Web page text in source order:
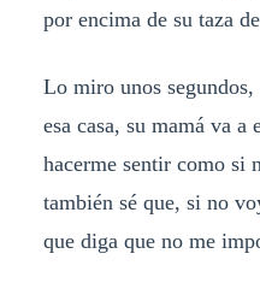
por encima de su taza
Lo miro unos
esa casa, su mamá va a
hacerme sentir como si
también sé que, si no
que diga que no me